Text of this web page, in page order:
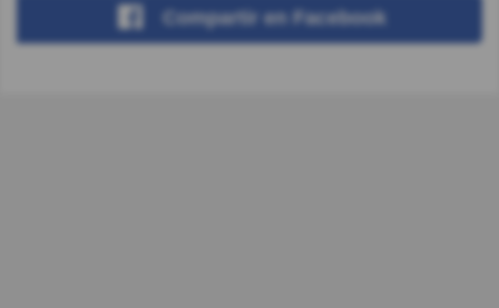
Compartir en Facebook